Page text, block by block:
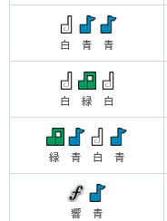
白 青 青
白 緑 白
緑 青 白 青
響 青